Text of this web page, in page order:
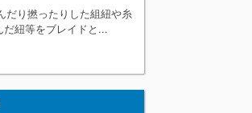
り撚ったりした組紐や糸
だ紐等をブレイドと...